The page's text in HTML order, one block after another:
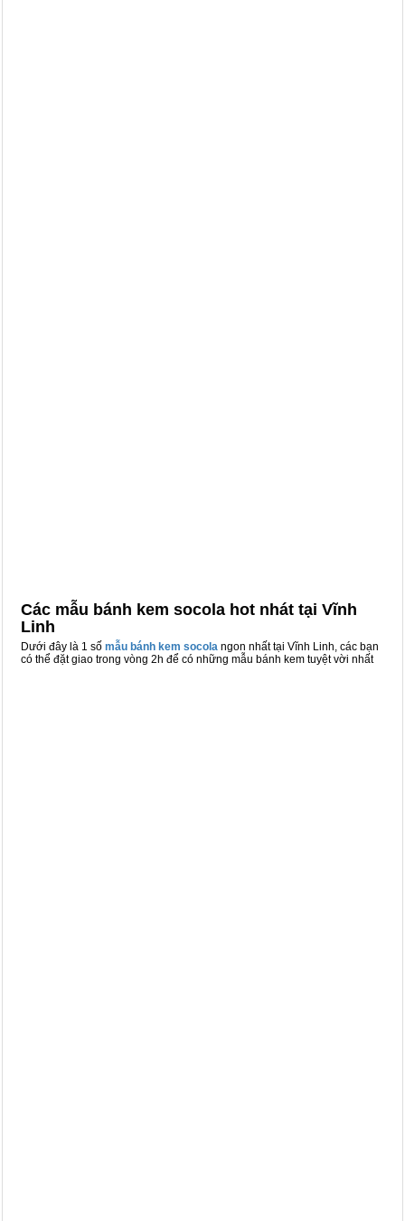
Các mẫu bánh kem socola hot nhát tại Vĩnh
Linh
Dưới đây là 1 số mẫu bánh kem socola ngon nhất tại Vĩnh Linh, các bạn
có thể đặt giao trong vòng 2h để có những mẫu bánh kem tuyệt vời nhất